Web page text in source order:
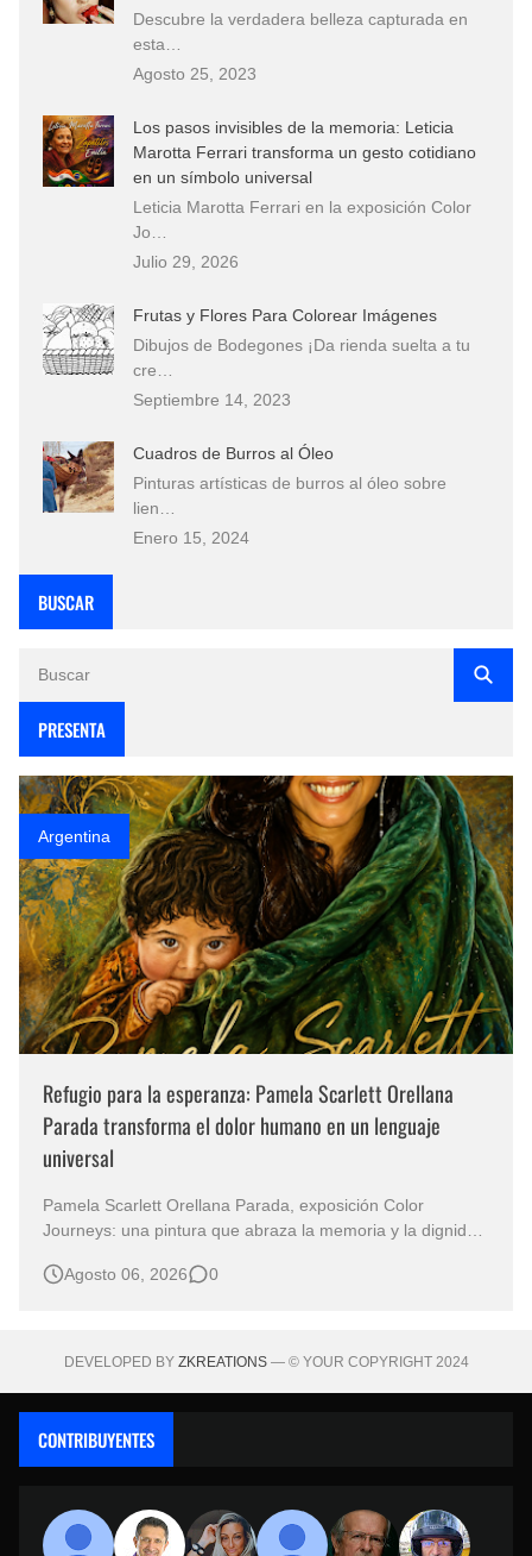
Descubre la verdadera belleza capturada en
esta…
Agosto 25, 2023
Los pasos invisibles de la memoria: Leticia
Marotta Ferrari transforma un gesto cotidiano
en un símbolo universal
Leticia Marotta Ferrari en la exposición Color
Jo…
Julio 29, 2026
Frutas y Flores Para Colorear Imágenes
Dibujos de Bodegones ¡Da rienda suelta a tu
cre…
Septiembre 14, 2023
Cuadros de Burros al Óleo
Pinturas artísticas de burros al óleo sobre
lien…
Enero 15, 2024
BUSCAR
PRESENTA
Argentina
Refugio para la esperanza: Pamela Scarlett Orellana
Parada transforma el dolor humano en un lenguaje
universal
Pamela Scarlett Orellana Parada, exposición Color
Journeys: una pintura que abraza la memoria y la dignidad
obras no necesitan levantar la voz para permanecer en la
Agosto 06, 2026 0
DEVELOPED BY ZKREATIONS— © YOUR COPYRIGHT 2024
CONTRIBUYENTES